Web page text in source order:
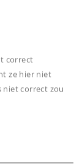
correct
ze hier niet
niet correct zou